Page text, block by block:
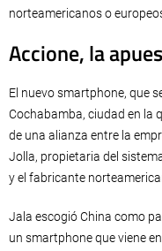
norteamericanos o
Accione, la
El nuevo smartphone, que
Cochabamba, ciudad en la
de una alianza entre la
Jolla, propietaria del
y el fabricante
Jala escogió China como
un smartphone que viene